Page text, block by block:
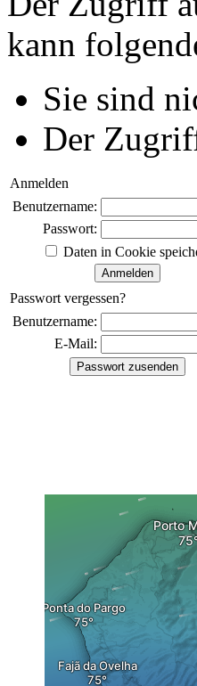
kann
Sie sind
Der
Anmelden
Benutzername:
Passwort:
Daten in Cookie
Passwort vergessen?
Benutzername:
E-Mail: